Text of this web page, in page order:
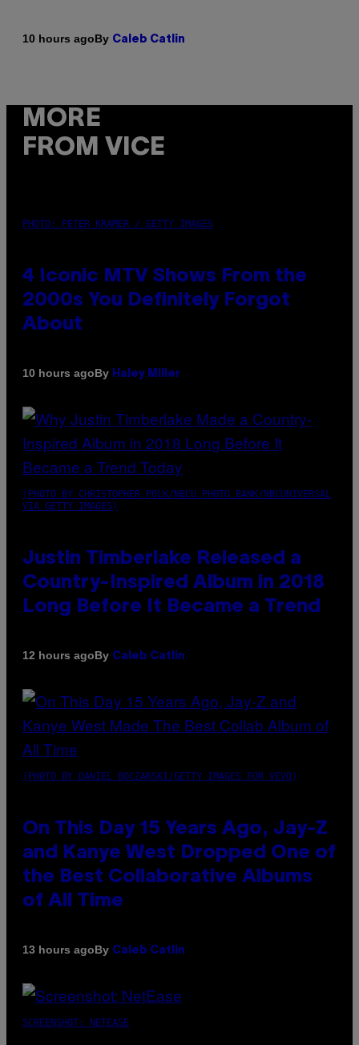
10 hours agoBy Caleb Catlin
MORE
FROM VICE
PHOTO: PETER KRAMER / GETTY IMAGES
4 Iconic MTV Shows From the
2000s You Definitely Forgot
About
10 hours agoBy Haley Miller
(PHOTO BY CHRISTOPHER POLK/NBCU PHOTO BANK/NBCUNIVERSAL
VIA GETTY IMAGES)
Justin Timberlake Released a
Country-Inspired Album in 2018
Long Before It Became a Trend
12 hours agoBy Caleb Catlin
(PHOTO BY DANIEL BOCZARSKI/GETTY IMAGES FOR VEVO)
On This Day 15 Years Ago, Jay-Z
and Kanye West Dropped One of
the Best Collaborative Albums
of All Time
13 hours agoBy Caleb Catlin
SCREENSHOT: NETEASE